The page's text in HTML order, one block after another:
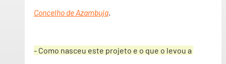
Concelho de Azambuja.
- Como nasceu este projeto e o que o levou a